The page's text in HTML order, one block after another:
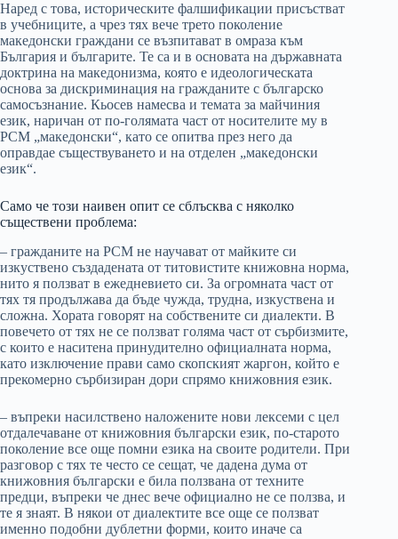
Наред с това, историческите фалшификации присъстват
в учебниците, а чрез тях вече трето поколение
македонски граждани се възпитават в омраза към
България и българите. Те са и в основата на държавната
доктрина на македонизма, която е идеологическата
основа за дискриминация на гражданите с българско
самосъзнание. Кьосев намесва и темата за майчиния
език, наричан от по-голямата част от носителите му в
РСМ „македонски“, като се опитва през него да
оправдае съществуването и на отделен „македонски
език“.
Само че този наивен опит се сблъсква с няколко
съществени проблема:
– гражданите на РСМ не научават от майките си
изкуствено създадената от титовистите книжовна норма,
нито я ползват в ежедневието си. За огромната част от
тях тя продължава да бъде чужда, трудна, изкуствена и
сложна. Хората говорят на собствените си диалекти. В
повечето от тях не се ползват голяма част от сърбизмите,
с които е наситена принудително официалната норма,
като изключение прави само скопският жаргон, който е
прекомерно сърбизиран дори спрямо книжовния език.
– въпреки насилствено наложените нови лексеми с цел
отдалечаване от книжовния български език, по-старото
поколение все още помни езика на своите родители. При
разговор с тях те често се сещат, че дадена дума от
книжовния български е била ползвана от техните
предци, въпреки че днес вече официално не се ползва, и
те я знаят. В някои от диалектите все още се ползват
именно подобни дублетни форми, които иначе са